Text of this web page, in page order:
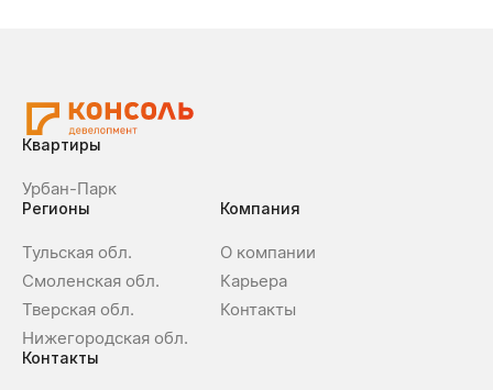
Квартиры
Урбан-Парк
Регионы
Тульская обл.
Смоленская обл.
Тверская обл.
Нижегородская обл.
Компания
О компании
Карьера
Контакты
Контакты